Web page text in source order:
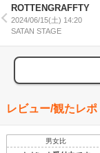
ROTTENGRAFFTY
2024/06/15(土) 14:20
SATAN STAGE
レビュー/観たレポ
男女比